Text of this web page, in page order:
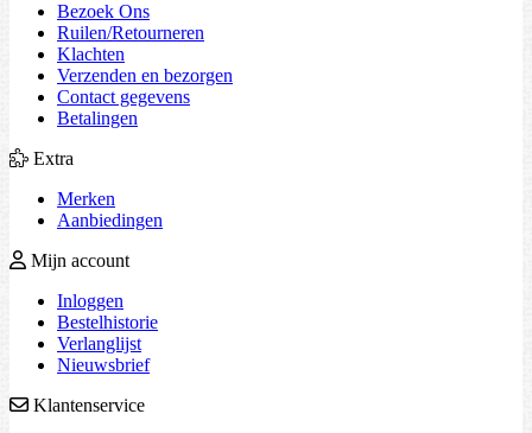
Bezoek Ons
Ruilen/Retourneren
Klachten
Verzenden en bezorgen
Contact gegevens
Betalingen
Extra
Merken
Aanbiedingen
Mijn account
Inloggen
Bestelhistorie
Verlanglijst
Nieuwsbrief
Klantenservice